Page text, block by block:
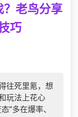
老鸟分享
巧
往死里氪，想
玩法上花心
”多在爆率、